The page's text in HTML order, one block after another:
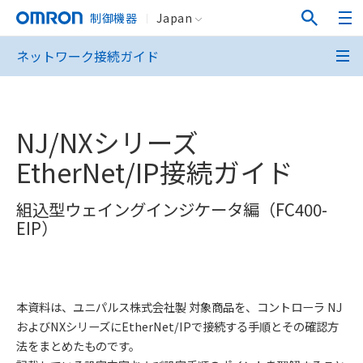
制御機器 Japan
ネットワーク接続ガイド
NJ/NXシリーズ
EtherNet/IP接続ガイド
組込型ウェイングインジケータ編（FC400-
EIP）
本資料は、ユニパルス株式会社製 対象商品を、コントローラ NJ
およびNXシリーズにEtherNet/IPで接続する手順とその確認方
法をまとめたものです。